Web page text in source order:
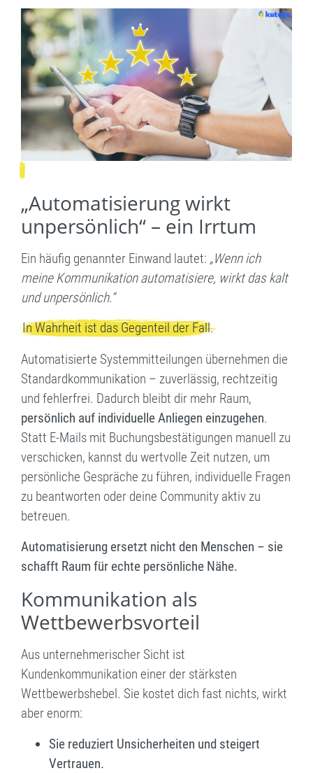
„Automatisierung wirkt
unpersönlich“ – ein Irrtum
Ein häufig genannter Einwand lautet: „Wenn ich
meine Kommunikation automatisiere, wirkt das kalt
und unpersönlich.“
In Wahrheit ist das Gegenteil der Fall.
Automatisierte Systemmitteilungen übernehmen die
Standardkommunikation – zuverlässig, rechtzeitig
und fehlerfrei. Dadurch bleibt dir mehr Raum,
persönlich auf individuelle Anliegen einzugehen.
Statt E-Mails mit Buchungsbestätigungen manuell zu
verschicken, kannst du wertvolle Zeit nutzen, um
persönliche Gespräche zu führen, individuelle Fragen
zu beantworten oder deine Community aktiv zu
betreuen.
Automatisierung ersetzt nicht den Menschen – sie
schafft Raum für echte persönliche Nähe.
Kommunikation als
Wettbewerbsvorteil
Aus unternehmerischer Sicht ist
Kundenkommunikation einer der stärksten
Wettbewerbshebel. Sie kostet dich fast nichts, wirkt
aber enorm:
Sie reduziert Unsicherheiten und steigert
Vertrauen.